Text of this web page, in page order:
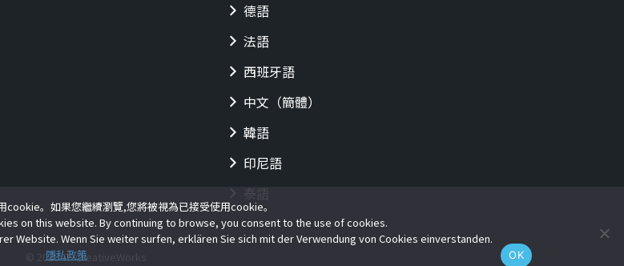
德語
法語
西班牙語
中文（簡體）
韓語
印尼語
泰語
© 2026 TF CreativeWorks
cookie。如果您繼續瀏覽,您將被視為已接受使用cookie。
on this website. By continuing to browse, you consent to the use of cookies.
Website. Wenn Sie weiter surfen, erklären Sie sich mit der Verwendung von Cookies einverstanden.
隱私政策
OK